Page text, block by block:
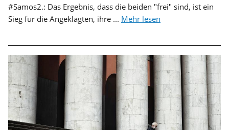
#Samos2.: Das Ergebnis, dass die beiden "frei" sind, ist ein
Sieg für die Angeklagten, ihre ... Mehr lesen